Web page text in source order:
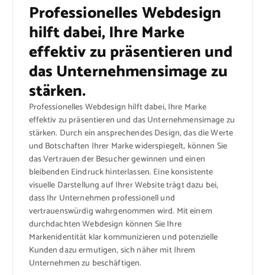
Professionelles Webdesign
hilft dabei, Ihre Marke
effektiv zu präsentieren und
das Unternehmensimage zu
stärken.
Professionelles Webdesign hilft dabei, Ihre Marke
effektiv zu präsentieren und das Unternehmensimage zu
stärken. Durch ein ansprechendes Design, das die Werte
und Botschaften Ihrer Marke widerspiegelt, können Sie
das Vertrauen der Besucher gewinnen und einen
bleibenden Eindruck hinterlassen. Eine konsistente
visuelle Darstellung auf Ihrer Website trägt dazu bei,
dass Ihr Unternehmen professionell und
vertrauenswürdig wahrgenommen wird. Mit einem
durchdachten Webdesign können Sie Ihre
Markenidentität klar kommunizieren und potenzielle
Kunden dazu ermutigen, sich näher mit Ihrem
Unternehmen zu beschäftigen.